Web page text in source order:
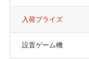
入荷プライズ
設置ゲーム機